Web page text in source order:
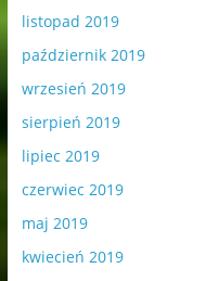
listopad 2019
październik 2019
wrzesień 2019
sierpień 2019
lipiec 2019
czerwiec 2019
maj 2019
kwiecień 2019